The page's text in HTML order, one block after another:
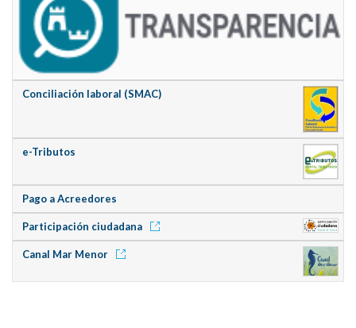
Conciliación laboral (SMAC)
e-Tributos
Pago a Acreedores
Participación ciudadana
Canal Mar Menor